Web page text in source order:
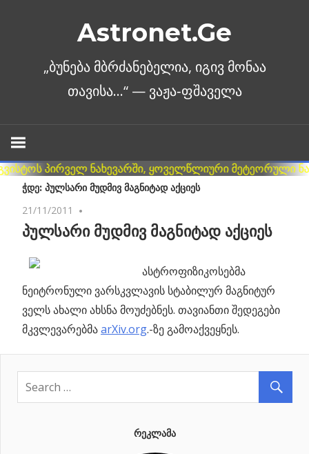
Astronet.Ge
ᲭᲓᲔ: ᲞᲣᲚᲡᲐᲠᲘ ᲛᲣᲓᲛᲘᲕ ᲛᲐᲒᲜᲘᲢᲐᲓ ᲐᲥᲪᲘᲔᲡ
21/11/2011
პულსარი მუდმივ მაგნიტად აქციეს
ასტროფიზიკოსებმა
ნეიტრონული ვარსკვლავის სტაბილურ მაგნიტურ
ველს ახალი ახსნა მოუძებნეს. თავიანთი შედეგები
მკვლევარებმაarXiv.org.-ზე გამოაქვეყნეს.
ᲠᲔᲙᲚᲐᲛᲐ